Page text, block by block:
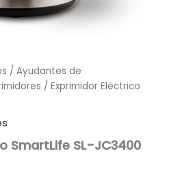
/ Ayudantes de
/ Exprimidor Eléctrico
SmartLife SL-JC3400